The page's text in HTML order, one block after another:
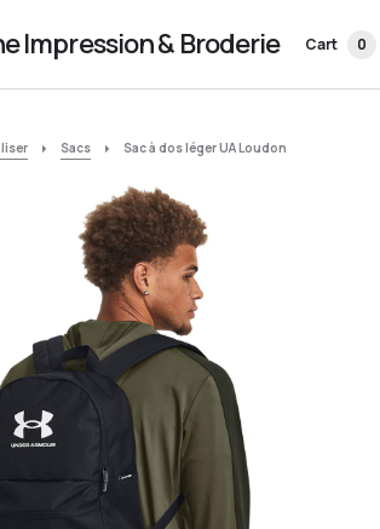
Impression & Broderie Cart 0
Sacs Sac à dos léger UA Loudon